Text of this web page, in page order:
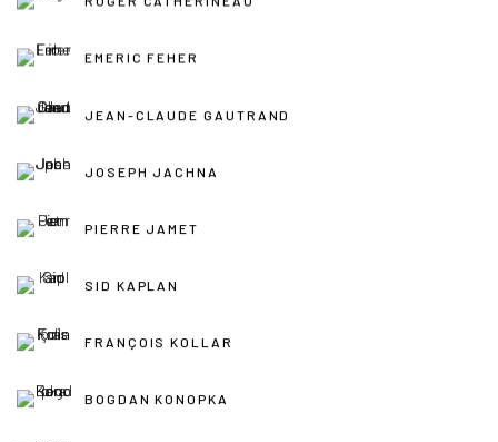
EMERIC FEHER
JEAN-CLAUDE GAUTRAND
JOSEPH JACHNA
PIERRE JAMET
SID KAPLAN
FRANÇOIS KOLLAR
BOGDAN KONOPKA